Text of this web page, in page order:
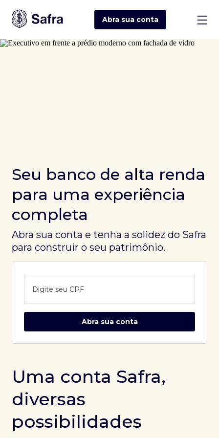
Abra sua conta
Seu banco de alta renda
para uma experiência
completa
Abra sua conta e tenha a solidez do Safra
para construir o seu patrimônio.
Digite seu CPF
Abra sua conta
Uma conta Safra,
diversas
possibilidades